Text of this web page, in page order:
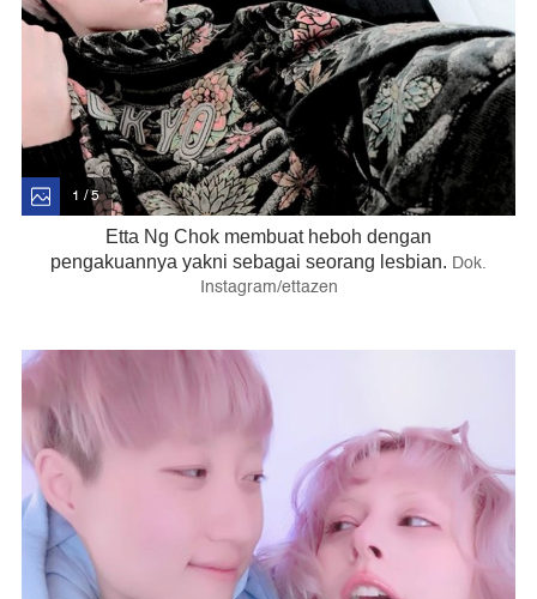
1 / 5
Etta Ng Chok membuat heboh dengan
pengakuannya yakni sebagai seorang lesbian. Dok.
Instagram/ettazen